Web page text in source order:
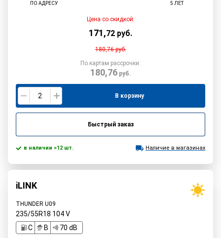
ПО АДРЕСУ
5 ЛЕТ
Цена со скидкой:
171,72 руб.
180,76руб.
По картам рассрочки:
180,76руб.
В корзину
Быстрый заказ
в наличии >12 шт. Наличие в магазинах
iLINK
THUNDER U09
235/55R18 104V
C
B 70 dB